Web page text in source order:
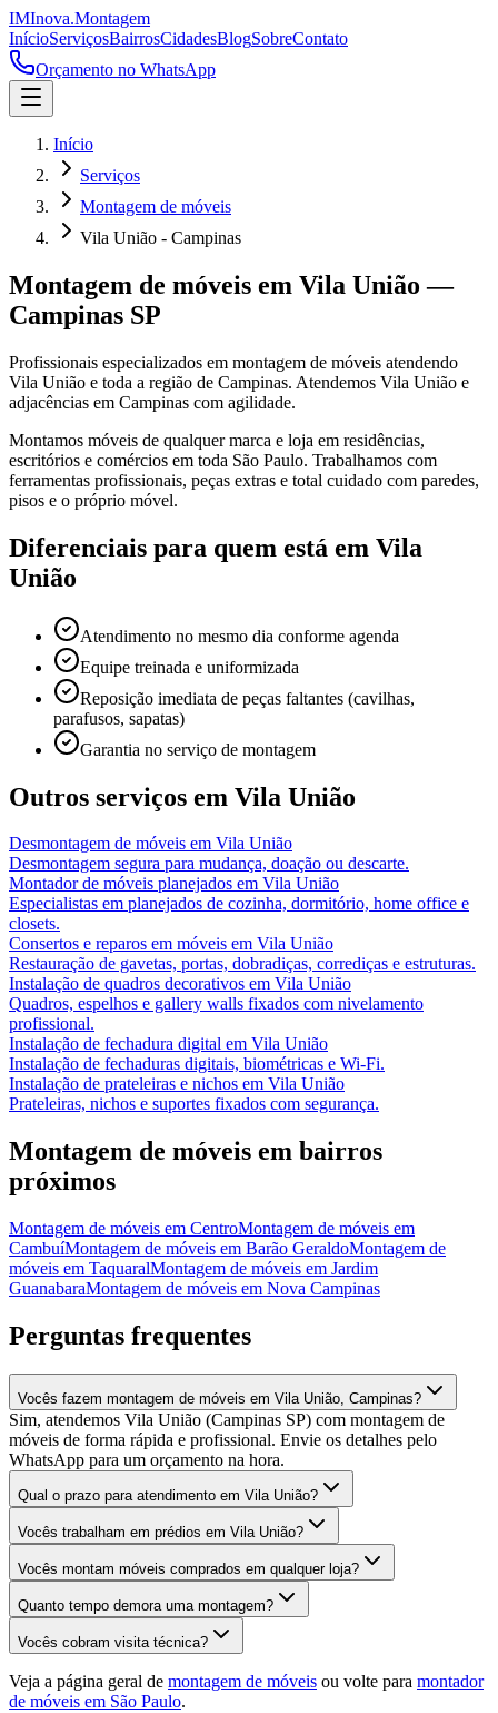
IMInova.Montagem
InícioServiçosBairrosCidadesBlogSobreContato
Orçamento no WhatsApp
Início
Serviços
Montagem de móveis
Vila União - Campinas
Montagem de móveis em Vila União —
Campinas SP
Profissionais especializados em montagem de móveis atendendo
Vila União e toda a região de Campinas. Atendemos Vila União e
adjacências em Campinas com agilidade.
Montamos móveis de qualquer marca e loja em residências,
escritórios e comércios em toda São Paulo. Trabalhamos com
ferramentas profissionais, peças extras e total cuidado com paredes,
pisos e o próprio móvel.
Diferenciais para quem está em Vila
União
Atendimento no mesmo dia conforme agenda
Equipe treinada e uniformizada
Reposição imediata de peças faltantes (cavilhas,
parafusos, sapatas)
Garantia no serviço de montagem
Outros serviços em Vila União
Desmontagem de móveis em Vila União
Desmontagem segura para mudança, doação ou descarte.
Montador de móveis planejados em Vila União
Especialistas em planejados de cozinha, dormitório, home office e
closets.
Consertos e reparos em móveis em Vila União
Restauração de gavetas, portas, dobradiças, corrediças e estruturas.
Instalação de quadros decorativos em Vila União
Quadros, espelhos e gallery walls fixados com nivelamento
profissional.
Instalação de fechadura digital em Vila União
Instalação de fechaduras digitais, biométricas e Wi-Fi.
Instalação de prateleiras e nichos em Vila União
Prateleiras, nichos e suportes fixados com segurança.
Montagem de móveis em bairros
próximos
Montagem de móveis em CentroMontagem de móveis em
CambuíMontagem de móveis em Barão GeraldoMontagem de
móveis em TaquaralMontagem de móveis em Jardim
GuanabaraMontagem de móveis em Nova Campinas
Perguntas frequentes
Vocês fazem montagem de móveis em Vila União, Campinas?
Sim, atendemos Vila União (Campinas SP) com montagem de
móveis de forma rápida e profissional. Envie os detalhes pelo
WhatsApp para um orçamento na hora.
Qual o prazo para atendimento em Vila União?
Vocês trabalham em prédios em Vila União?
Vocês montam móveis comprados em qualquer loja?
Quanto tempo demora uma montagem?
Vocês cobram visita técnica?
Veja a página geral de montagem de móveis ou volte para montador
de móveis em São Paulo.